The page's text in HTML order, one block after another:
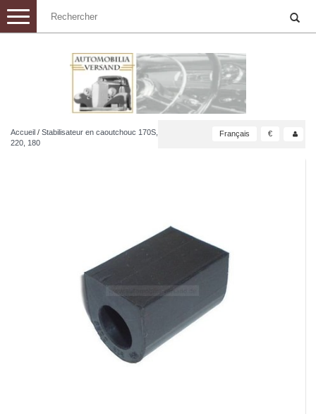
Toggle
navigation
Accueil / Stabilisateur en caoutchouc 170S,
220, 180
Français €